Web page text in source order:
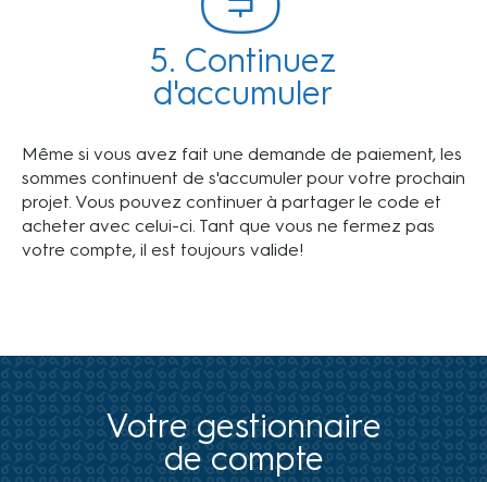
5. Continuez
d'accumuler
Même si vous avez fait une demande de paiement, les
sommes continuent de s'accumuler pour votre prochain
projet. Vous pouvez continuer à partager le code et
acheter avec celui-ci. Tant que vous ne fermez pas
votre compte, il est toujours valide!
Votre gestionnaire
de compte